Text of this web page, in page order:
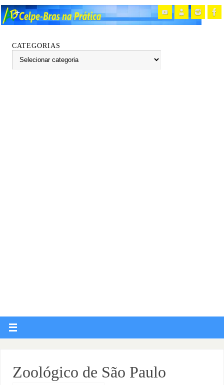
CATEGORIAS
Zoológico de São Paulo